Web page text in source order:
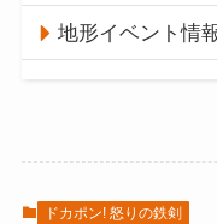
地形イベント情
ドカポン! 怒りの鉄剣